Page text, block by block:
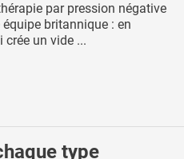
par pression négative
britannique : en
un vide ...
type